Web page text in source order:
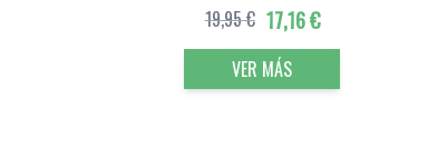
17,16 €
19,95 €
VER MÁS